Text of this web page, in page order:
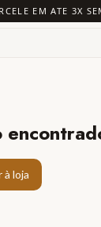
EM ATE 3X
à loja